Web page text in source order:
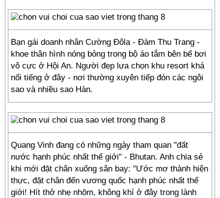
Bạn gái doanh nhân Cường Đôla - Đàm Thu Trang -
khoe thân hình nóng bỏng trong bộ áo tắm bên bể bơi
vô cực ở Hội An. Người đẹp lựa chọn khu resort khá
nổi tiếng ở đây - nơi thường xuyên tiếp đón các ngôi
sao và nhiều sao Hàn.
Quang Vinh đang có những ngày tham quan "đất
nước hạnh phúc nhất thế giới" - Bhutan. Anh chia sẻ
khi mới đặt chân xuống sân bay: "Ước mơ thành hiện
thực, đặt chân đến vương quốc hạnh phúc nhất thế
giới! Hít thở nhẹ nhõm, không khí ở đây trong lành